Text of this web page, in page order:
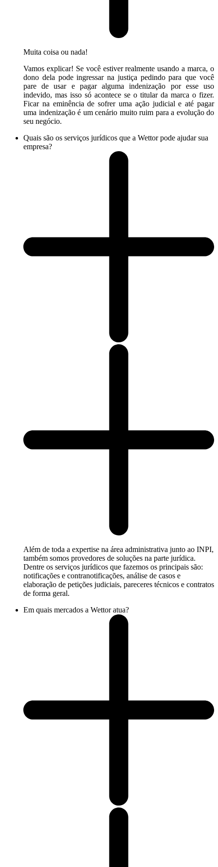
Muita coisa ou nada!
Vamos explicar! Se você estiver realmente usando a marca, o
dono dela pode ingressar na justiça pedindo para que você
pare de usar e pagar alguma indenização por esse uso
indevido, mas isso só acontece se o titular da marca o fizer.
Ficar na eminência de sofrer uma ação judicial e até pagar
uma indenização é um cenário muito ruim para a evolução do
seu negócio.
Quais são os serviços jurídicos que a Wettor pode ajudar sua
empresa?
Além de toda a expertise na área administrativa junto ao INPI,
também somos provedores de soluções na parte jurídica.
Dentre os serviços jurídicos que fazemos os principais são:
notificações e contranotificações, análise de casos e
elaboração de petições judiciais, pareceres técnicos e contratos
de forma geral.
Em quais mercados a Wettor atua?